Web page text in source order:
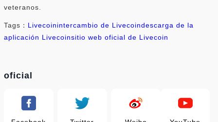
veteranos.
Tags： Livecoinintercambio de Livecoindescarga de la
aplicación Livecoinsitio web oficial de Livecoin
oficial